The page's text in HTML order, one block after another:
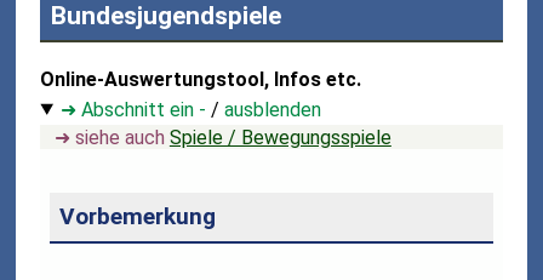
Bundesjugendspiele
Online-Auswertungstool, Infos etc.
➜ Abschnitt ein - /ausblenden
➜ siehe auch Spiele / Bewegungsspiele
Vorbemerkung